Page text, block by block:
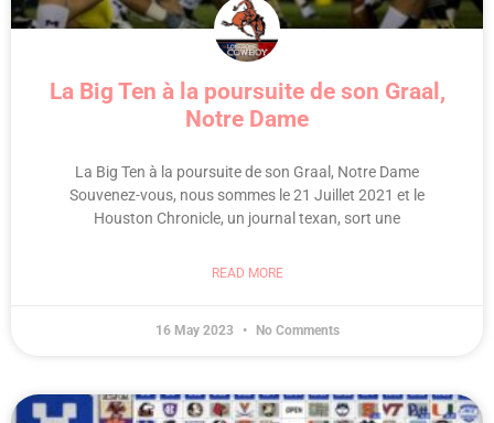
La Big Ten à la poursuite de son Graal,
Notre Dame
La Big Ten à la poursuite de son Graal, Notre Dame
Souvenez-vous, nous sommes le 21 Juillet 2021 et le
Houston Chronicle, un journal texan, sort une
READ MORE
16 May 2023 No Comments